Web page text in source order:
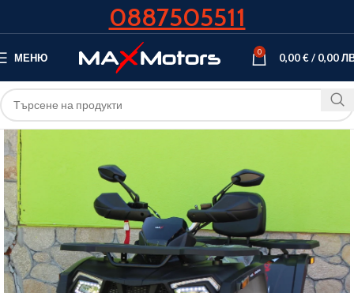
0887505511
МЕНЮ 0 0,00€/ 0,00